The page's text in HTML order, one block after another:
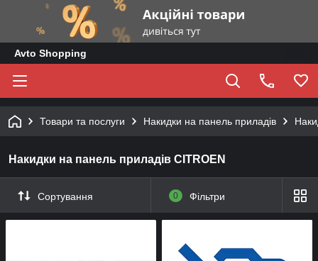
Avto Shopping
Товари та послуги Накидки на панель приладів
Накидки на панель приладів CITROEN
Сортування 0 Фільтри